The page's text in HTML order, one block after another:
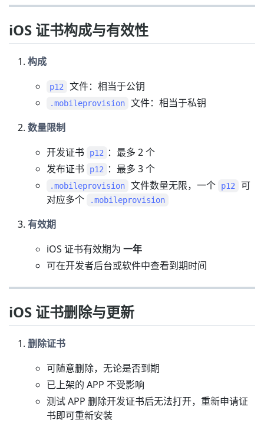
iOS 证书构成与有效性
构成
p12 文件：相当于公钥
.mobileprovision
文件：相当于私钥
数量限制
开发证书
p12
：最多 2 个
发布证书
p12 ：最多 3 个
.mobileprovision 文件数量无限，一个 p12
可
对应多个
.mobileprovision
有效期
iOS 证书有效期为 一年
可在开发者后台或软件中查看到期时间
iOS 证书删除与更新
删除证书
可随意删除，无论是否到期
已上架的 APP 不受影响
测试 APP 删除开发证书后无法打开，重新申请证
书即可重新安装